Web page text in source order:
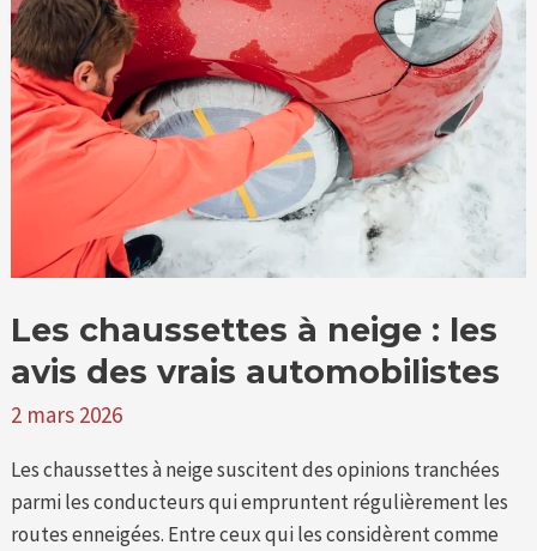
Les chaussettes à neige : les
avis des vrais automobilistes
2 mars 2026
Les chaussettes à neige suscitent des opinions tranchées
parmi les conducteurs qui empruntent régulièrement les
routes enneigées. Entre ceux qui les considèrent comme
à
neige
:
les
avis
des
automobilistes